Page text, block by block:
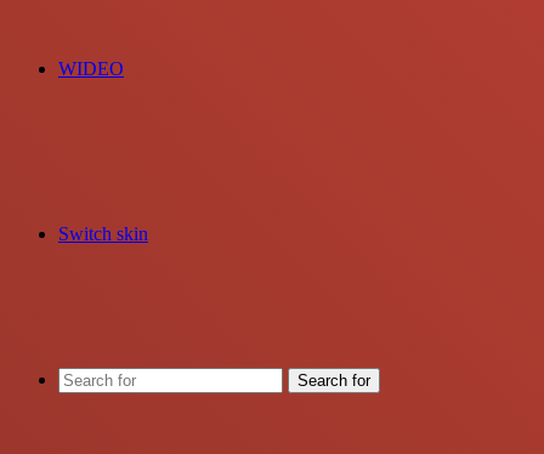
WIDEO
Switch skin
Search for